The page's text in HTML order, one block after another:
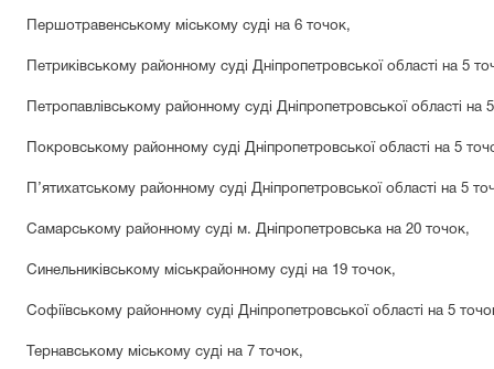
Першотравенському міському суді на 6 точок,
Петриківському районному суді Дніпропетровської області на 5
Петропавлівському районному суді Дніпропетровської області на
Покровському районному суді Дніпропетровської області на 5
П’ятихатському районному суді Дніпропетровської області на 5
Самарському районному суді м. Дніпропетровська на 20 точок,
Синельниківському міськрайонному суді на 19 точок,
Софіївському районному суді Дніпропетровської області на 5
Тернавському міському суді на 7 точок,